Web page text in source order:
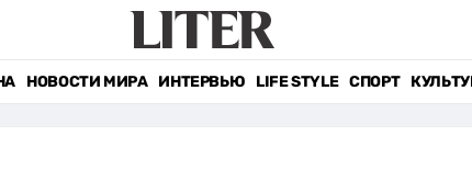
НОВОСТИ МИРА ИНТЕРВЬЮ LIFE STYLE СПОРТ